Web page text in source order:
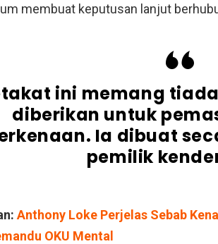
membuat keputusan lanjut
ini memang
diberikan untuk
Ia dibuat
pemilik
Anthony Loke Perjelas Sebab
OKU Mental